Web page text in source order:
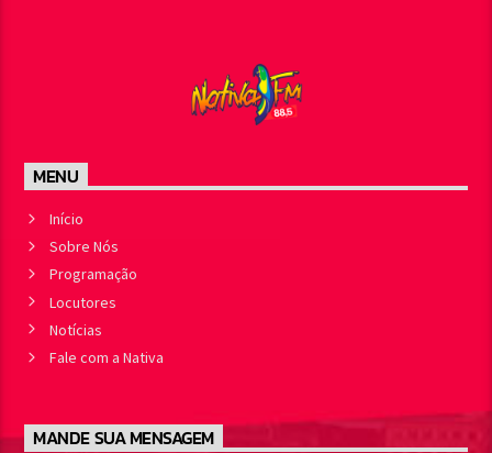
MENU
Início
Sobre Nós
Programação
Locutores
Notícias
Fale com a Nativa
MANDE SUA MENSAGEM